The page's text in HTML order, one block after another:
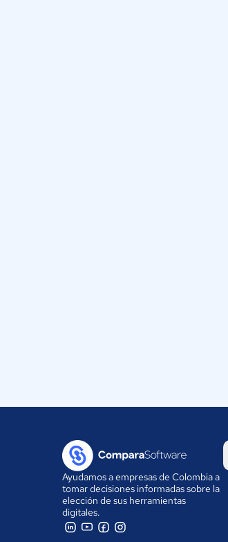
Ayudamos a empresas de Colombia a
tomar decisiones informadas sobre la
elección de sus herramientas
digitales.